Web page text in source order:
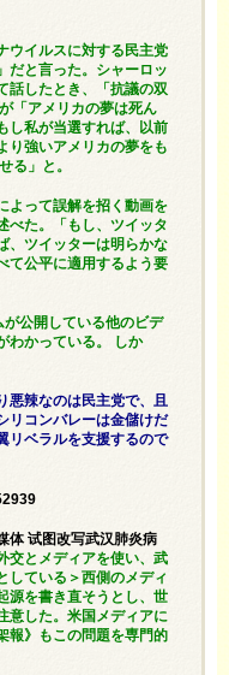
ウイルスに対する民主党
だと言った。シャーロッ
話したとき、「抗議の双
「アメリカの夢は死ん
し私が当選すれば、以前
り強いアメリカの夢をも
る」と。
よって誤解を招く動画を
べた。「もし、ツイッタ
、ツイッターは明らかな
て公平に適用するよう要
公開している他のビデ
わかっている。 しか
悪辣なのは民主党で、且
リコンバレーは金儲けだ
リベラルを支援するので
体 试图改写武汉肺炎病
交とメディアを使い、武
している＞西側のメディ
源を書き直そうとし、世
意した。米国メディアに
》もこの問題を専門的